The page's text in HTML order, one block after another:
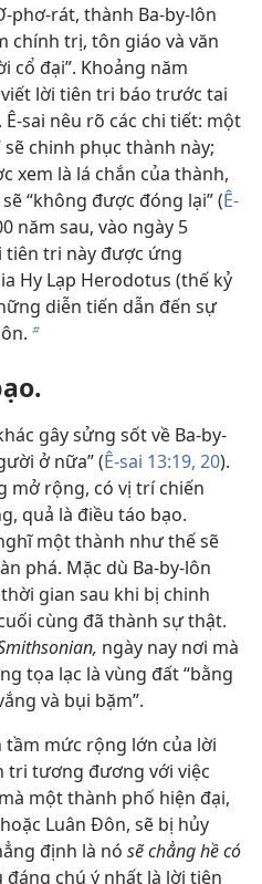
phơ-rát, thành Ba-by-lôn
chính trị, tôn giáo và văn
cổ đại”. Khoảng năm
viết lời tiên tri báo trước tai
sai nêu rõ các chi tiết: một
sẽ chinh phục thành này;
xem là lá chắn của thành,
“không được đóng lại” (Ê-
năm sau, vào ngày 5
tiên tri này được ứng
Hy Lạp Herodotus (thế kỷ
diễn tiến dẫn đến sự
b
gây sửng sốt về Ba-by-
ở nữa” (Ê-sai 13:19, 20).
mở rộng, có vị trí chiến
quả là điều táo bạo.
một thành như thế sẽ
phá. Mặc dù Ba-by-lôn
gian sau khi bị chinh
cùng đã thành sự thật.
ngày nay nơi mà
tọa lạc là vùng đất “bằng
và bụi bặm”.
mức rộng lớn của lời
tri tương đương với việc
một thành phố hiện đại,
Luân Đôn, sẽ bị hủy
định là nó sẽ chẳng hề có
đáng chú ý nhất là lời tiên